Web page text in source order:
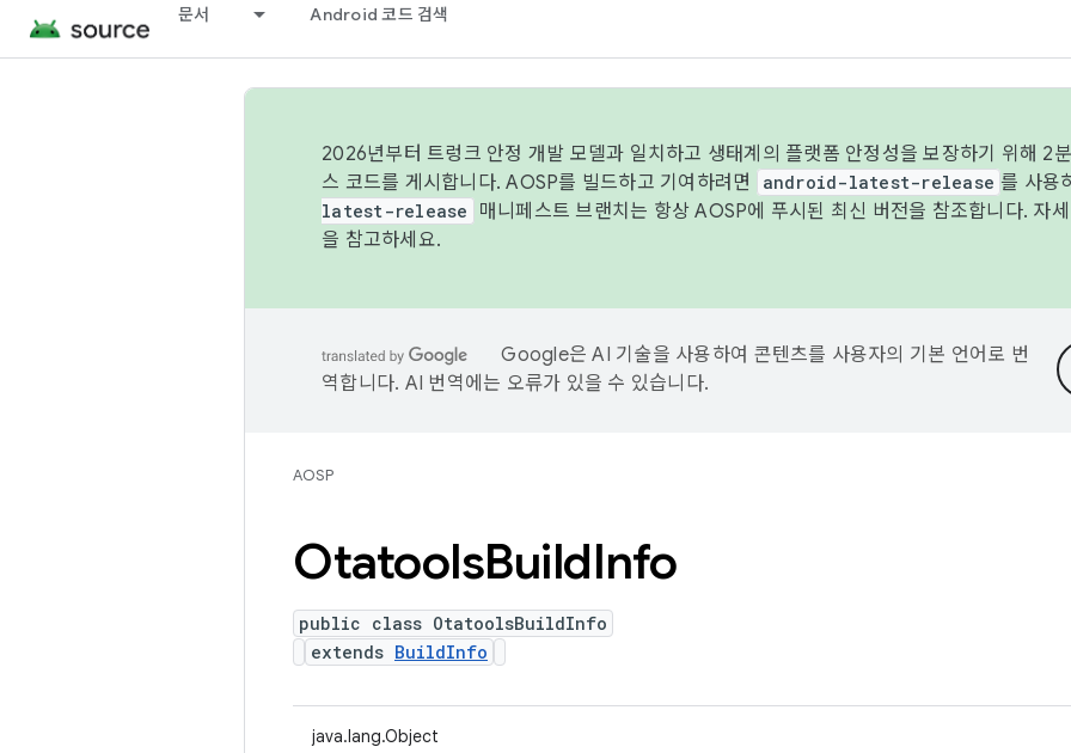
문서 Android 코드 검색
2026년부터 트렁크 안정 개발 모델과 일치하고 생태계의 플랫폼 안정성을 보장하기 위해 2
스 코드를 게시합니다. AOSP를 빌드하고 기여하려면
android-latest-release 를 사용
latest-release
매니페스트 브랜치는 항상 AOSP에 푸시된 최신 버전을 참조합니다. 자
을 참고하세요.
Google은 AI 기술을 사용하여 콘텐츠를 사용자의 기본 언어로 번
역합니다. AI 번역에는 오류가 있을 수 있습니다.
AOSP
OtatoolsBuildInfo
public class OtatoolsBuildInfo
extends BuildInfo
java.lang.Object